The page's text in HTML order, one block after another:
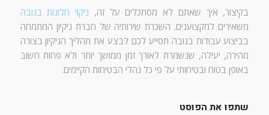
בקיצור, איך שאתם לא מסתכלים על זה, ניקוי חלונות בגובה
משאירים למקצוענים. השכרת שירותיה של חברת ניקיון המתמחה
בביצוע עבודות בגובה תסייע לכם לבצע את תהליך הניקיון בצורה
מהירה, יעילה, שנשמרת לאורך זמן ממושך יותר ולא פחות חשוב
באופן בטוח ובטיחותי על פי כל נהלי הבטיחות הקיימים.
שתפו את הפוסט